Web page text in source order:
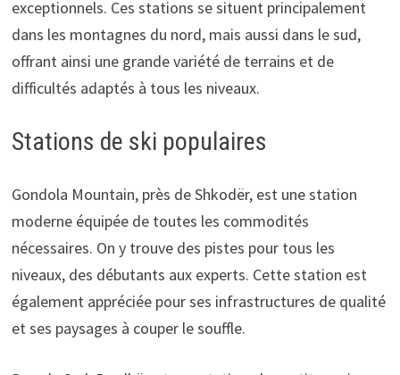
exceptionnels. Ces stations se situent principalement
dans les montagnes du nord, mais aussi dans le sud,
offrant ainsi une grande variété de terrains et de
difficultés adaptés à tous les niveaux.
Stations de ski populaires
Gondola Mountain, près de Shkodër, est une station
moderne équipée de toutes les commodités
nécessaires. On y trouve des pistes pour tous les
niveaux, des débutants aux experts. Cette station est
également appréciée pour ses infrastructures de qualité
et ses paysages à couper le souffle.